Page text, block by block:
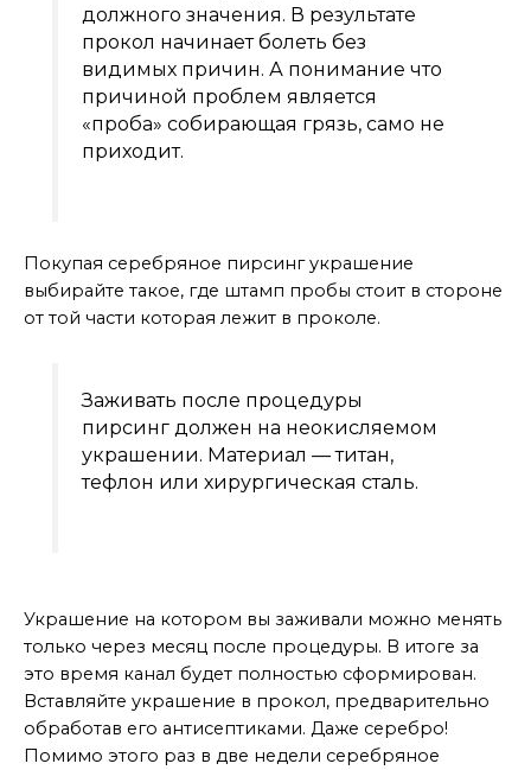
должного значения. В результате
прокол начинает болеть без
видимых причин. А понимание что
причиной проблем является
«проба» собирающая грязь, само не
приходит.
Покупая серебряное пирсинг украшение
выбирайте такое, где штамп пробы стоит в стороне
от той части которая лежит в проколе.
Заживать после процедуры
пирсинг должен на неокисляемом
украшении. Материал — титан,
тефлон или хирургическая сталь.
Украшение на котором вы заживали можно менять
только через месяц после процедуры. В итоге за
это время канал будет полностью сформирован.
Вставляйте украшение в прокол, предварительно
обработав его антисептиками. Даже серебро!
Помимо этого раз в две недели серебряное